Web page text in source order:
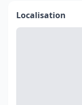
Localisation